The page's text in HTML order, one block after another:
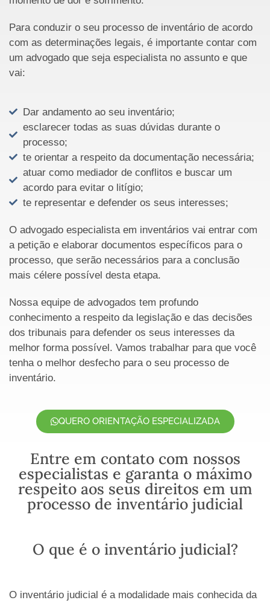
Para conduzir o seu processo de inventário de acordo
com as determinações legais, é importante contar com
um advogado que seja especialista no assunto e que
vai:
Dar andamento ao seu inventário;
esclarecer todas as suas dúvidas durante o
processo;
te orientar a respeito da documentação necessária;
atuar como mediador de conflitos e buscar um
acordo para evitar o litígio;
te representar e defender os seus interesses;
O advogado especialista em inventários vai entrar com
a petição e elaborar documentos específicos para o
processo, que serão necessários para a conclusão
mais célere possível desta etapa.
Nossa equipe de advogados tem profundo
conhecimento a respeito da legislação e das decisões
dos tribunais para defender os seus interesses da
melhor forma possível. Vamos trabalhar para que você
tenha o melhor desfecho para o seu processo de
inventário.
QUERO ORIENTAÇÃO ESPECIALIZADA
Entre em contato com nossos
especialistas e garanta o máximo
respeito aos seus direitos em um
processo de inventário judicial
O que é o inventário judicial?
O inventário judicial é a modalidade mais conhecida da